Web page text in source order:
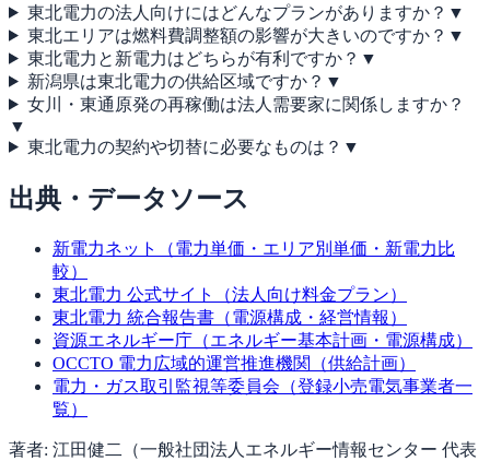
東北電力の法人向けにはどんなプランがありますか？ ▼
東北エリアは燃料費調整額の影響が大きいのですか？ ▼
東北電力と新電力はどちらが有利ですか？ ▼
新潟県は東北電力の供給区域ですか？ ▼
女川・東通原発の再稼働は法人需要家に関係しますか？
▼
東北電力の契約や切替に必要なものは？ ▼
出典・データソース
新電力ネット（電力単価・エリア別単価・新電力比
較）
東北電力 公式サイト（法人向け料金プラン）
東北電力 統合報告書（電源構成・経営情報）
資源エネルギー庁（エネルギー基本計画・電源構成）
OCCTO 電力広域的運営推進機関（供給計画）
電力・ガス取引監視等委員会（登録小売電気事業者一
覧）
著者: 江田健二（一般社団法人エネルギー情報センター 代表